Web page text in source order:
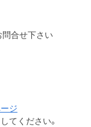
合せ下さい
ジ
てください。